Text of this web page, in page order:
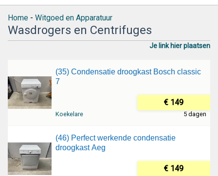
Home - Witgoed en Apparatuur
Wasdrogers en Centrifuges
Je link hier plaatsen
(35) Condensatie droogkast Bosch classic
7
€ 149
Koekelare 5 dagen
(46) Perfect werkende condensatie
droogkast Aeg
€ 149